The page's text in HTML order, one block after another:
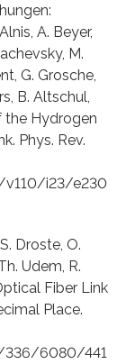
A. Beyer,
M.
G. Grosche,
B. Altschul,
the Hydrogen
Phys. Rev.
v110/i23/e230
Droste, O.
Udem, R.
Fiber Link
Place.
336/6080/441